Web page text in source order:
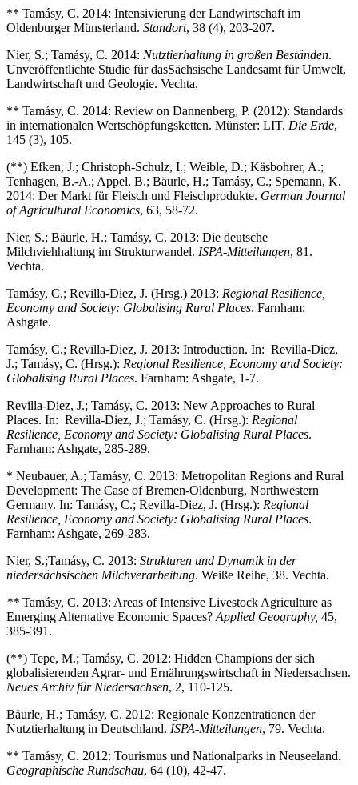
** Tamásy, C. 2014: Intensivierung der Landwirtschaft im
Oldenburger Münsterland. Standort, 38 (4), 203-207.
Nier, S.; Tamásy, C. 2014: Nutztierhaltung in großen Beständen.
Unveröffentlichte Studie für dasSächsische Landesamt für Umwelt,
Landwirtschaft und Geologie. Vechta.
** Tamásy, C. 2014: Review on Dannenberg, P. (2012): Standards
in internationalen Wertschöpfungsketten. Münster: LIT. Die Erde,
145 (3), 105.
(**) Efken, J.; Christoph-Schulz, I.; Weible, D.; Käsbohrer, A.;
Tenhagen, B.-A.; Appel, B.; Bäurle, H.; Tamásy, C.; Spemann, K.
2014: Der Markt für Fleisch und Fleischprodukte. German Journal
of Agricultural Economics, 63, 58-72.
Nier, S.; Bäurle, H.; Tamásy, C. 2013: Die deutsche
Milchviehhaltung im Strukturwandel. ISPA-Mitteilungen, 81.
Vechta.
Tamásy, C.; Revilla-Diez, J. (Hrsg.) 2013: Regional Resilience,
Economy and Society: Globalising Rural Places. Farnham:
Ashgate.
Tamásy, C.; Revilla-Diez, J. 2013: Introduction. In: Revilla-Diez,
J.; Tamásy, C. (Hrsg.): Regional Resilience, Economy and Society:
Globalising Rural Places. Farnham: Ashgate, 1-7.
Revilla-Diez, J.; Tamásy, C. 2013: New Approaches to Rural
Places. In: Revilla-Diez, J.; Tamásy, C. (Hrsg.): Regional
Resilience, Economy and Society: Globalising Rural Places.
Farnham: Ashgate, 285-289.
* Neubauer, A.; Tamásy, C. 2013: Metropolitan Regions and Rural
Development: The Case of Bremen-Oldenburg, Northwestern
Germany. In: Tamásy, C.; Revilla-Diez, J. (Hrsg.): Regional
Resilience, Economy and Society: Globalising Rural Places.
Farnham: Ashgate, 269-283.
Nier, S.;Tamásy, C. 2013: Strukturen und Dynamik in der
niedersächsischen Milchverarbeitung. Weiße Reihe, 38. Vechta.
** Tamásy, C. 2013: Areas of Intensive Livestock Agriculture as
Emerging Alternative Economic Spaces? Applied Geography, 45,
385-391.
(**) Tepe, M.; Tamásy, C. 2012: Hidden Champions der sich
globalisierenden Agrar- und Ernährungswirtschaft in Niedersachsen.
Neues Archiv für Niedersachsen, 2, 110-125.
Bäurle, H.; Tamásy, C. 2012: Regionale Konzentrationen der
Nutztierhaltung in Deutschland. ISPA-Mitteilungen, 79. Vechta.
** Tamásy, C. 2012: Tourismus und Nationalparks in Neuseeland.
Geographische Rundschau, 64 (10), 42-47.